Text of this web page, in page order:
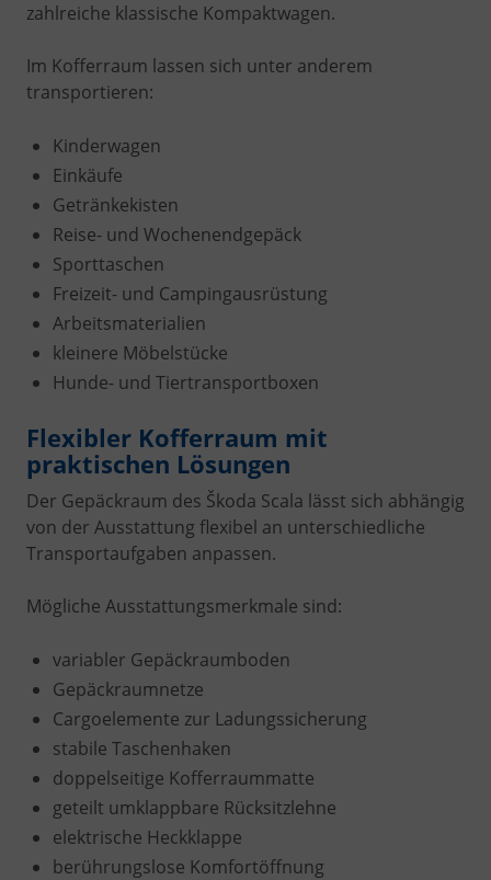
zahlreiche klassische Kompaktwagen.
Im Kofferraum lassen sich unter anderem
transportieren:
Kinderwagen
Einkäufe
Getränkekisten
Reise- und Wochenendgepäck
Sporttaschen
Freizeit- und Campingausrüstung
Arbeitsmaterialien
kleinere Möbelstücke
Hunde- und Tiertransportboxen
Flexibler Kofferraum mit
praktischen Lösungen
Der Gepäckraum des Škoda Scala lässt sich abhängig
von der Ausstattung flexibel an unterschiedliche
Transportaufgaben anpassen.
Mögliche Ausstattungsmerkmale sind:
variabler Gepäckraumboden
Gepäckraumnetze
Cargoelemente zur Ladungssicherung
stabile Taschenhaken
doppelseitige Kofferraummatte
geteilt umklappbare Rücksitzlehne
elektrische Heckklappe
berührungslose Komfortöffnung